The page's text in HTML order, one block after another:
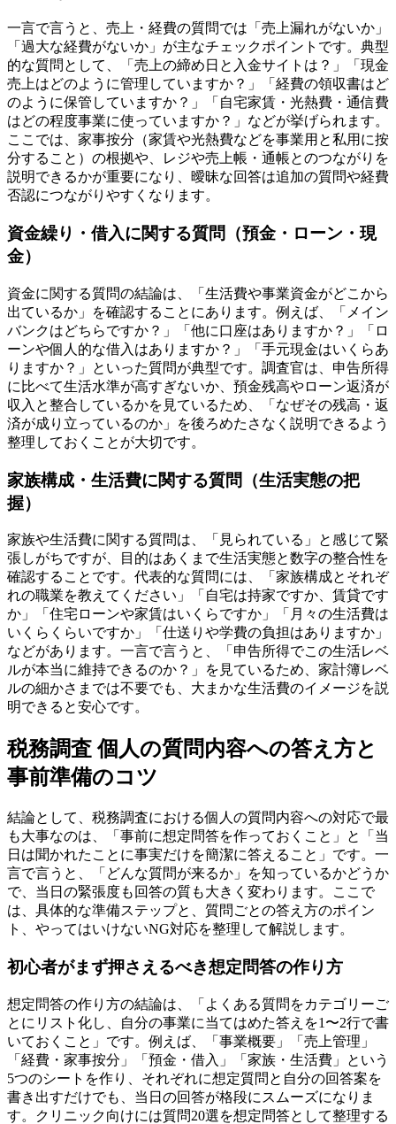
一言で言うと、売上・経費の質問では「売上漏れがないか」
「過大な経費がないか」が主なチェックポイントです。典型
的な質問として、「売上の締め日と入金サイトは？」「現金
売上はどのように管理していますか？」「経費の領収書はど
のように保管していますか？」「自宅家賃・光熱費・通信費
はどの程度事業に使っていますか？」などが挙げられます。
ここでは、家事按分（家賃や光熱費などを事業用と私用に按
分すること）の根拠や、レジや売上帳・通帳とのつながりを
説明できるかが重要になり、曖昧な回答は追加の質問や経費
否認につながりやすくなります。
資金繰り・借入に関する質問（預金・ローン・現
金）
資金に関する質問の結論は、「生活費や事業資金がどこから
出ているか」を確認することにあります。例えば、「メイン
バンクはどちらですか？」「他に口座はありますか？」「ロ
ーンや個人的な借入はありますか？」「手元現金はいくらあ
りますか？」といった質問が典型です。調査官は、申告所得
に比べて生活水準が高すぎないか、預金残高やローン返済が
収入と整合しているかを見ているため、「なぜその残高・返
済が成り立っているのか」を後ろめたさなく説明できるよう
整理しておくことが大切です。
家族構成・生活費に関する質問（生活実態の把
握）
家族や生活費に関する質問は、「見られている」と感じて緊
張しがちですが、目的はあくまで生活実態と数字の整合性を
確認することです。代表的な質問には、「家族構成とそれぞ
れの職業を教えてください」「自宅は持家ですか、賃貸です
か」「住宅ローンや家賃はいくらですか」「月々の生活費は
いくらくらいですか」「仕送りや学費の負担はありますか」
などがあります。一言で言うと、「申告所得でこの生活レベ
ルが本当に維持できるのか？」を見ているため、家計簿レベ
ルの細かさまでは不要でも、大まかな生活費のイメージを説
明できると安心です。
税務調査 個人の質問内容への答え方と
事前準備のコツ
結論として、税務調査における個人の質問内容への対応で最
も大事なのは、「事前に想定問答を作っておくこと」と「当
日は聞かれたことに事実だけを簡潔に答えること」です。一
言で言うと、「どんな質問が来るか」を知っているかどうか
で、当日の緊張度も回答の質も大きく変わります。ここで
は、具体的な準備ステップと、質問ごとの答え方のポイン
ト、やってはいけないNG対応を整理して解説します。
初心者がまず押さえるべき想定問答の作り方
想定問答の作り方の結論は、「よくある質問をカテゴリーご
とにリスト化し、自分の事業に当てはめた答えを1〜2行で書
いておくこと」です。例えば、「事業概要」「売上管理」
「経費・家事按分」「預金・借入」「家族・生活費」という
5つのシートを作り、それぞれに想定質問と自分の回答案を
書き出すだけでも、当日の回答が格段にスムーズになりま
す。クリニック向けには質問20選を想定問答として整理する